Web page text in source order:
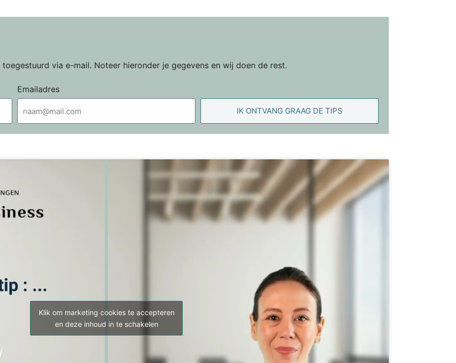
via e-mail. Noteer hieronder je gegevens en wij doen de rest.
Emailadres
IK ONTVANG GRAAG DE TIPS
Klik om marketing cookies te accepteren
en deze inhoud in te schakelen